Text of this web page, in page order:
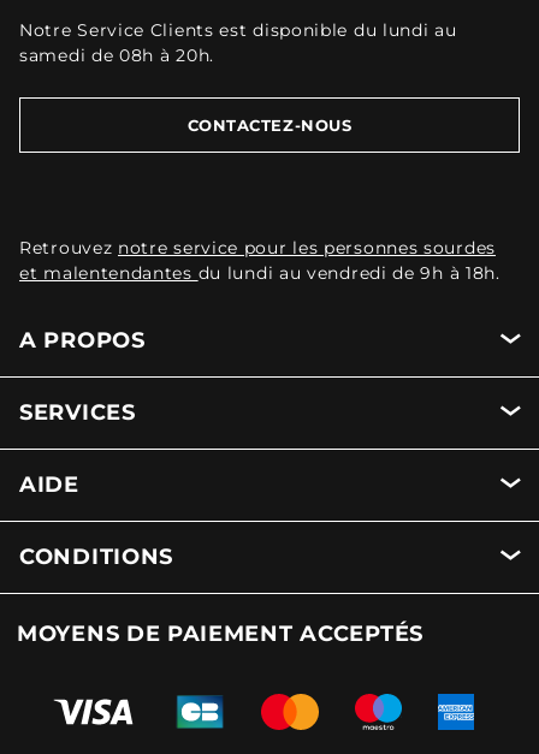
Notre Service Clients est disponible du lundi au
samedi de 08h à 20h.
CONTACTEZ-NOUS
Retrouvez notre service pour les personnes sourdes
et malentendantes du lundi au vendredi de 9h à 18h.
A PROPOS
SERVICES
AIDE
CONDITIONS
MOYENS DE PAIEMENT ACCEPTÉS